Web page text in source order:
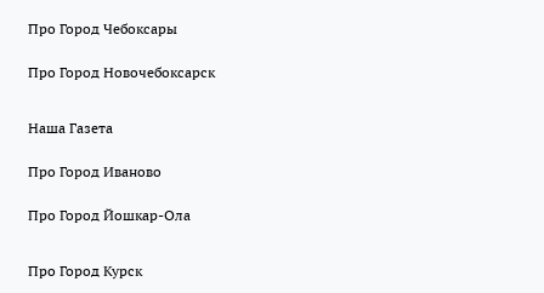
Про Город Чебоксары
Про Город Новочебоксарск
Наша Газета
Про Город Иваново
Про Город Йошкар-Ола
Про Город Курск